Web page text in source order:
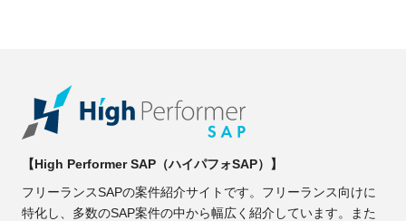
【High Performer SAP（ハイパフォSAP）】
フリーランスSAPの案件紹介サイトです。フリーランス向けに
特化し、多数のSAP案件の中から幅広く紹介しています。また